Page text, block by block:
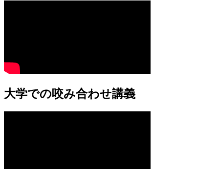
大学での咬み合わせ講義